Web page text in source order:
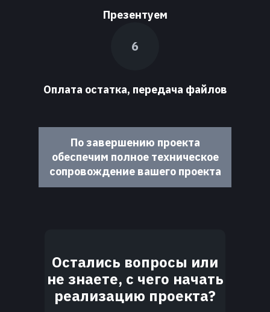
Презентуем
Оплата остатка, передача файлов
По завершению проекта
обеспечим полное техническое
сопровождение вашего проекта
Остались вопросы или
не знаете, с чего начать
реализацию проекта?